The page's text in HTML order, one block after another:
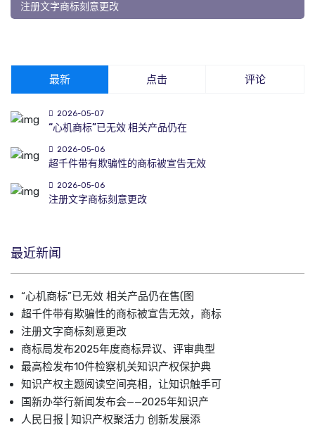
注册文字商标刻意更改
最新 点击 评论
2026-05-07
“心机商标”已无效 相关产品仍在
2026-05-06
超千件带有欺骗性的商标被宣告无效
2026-05-06
注册文字商标刻意更改
最近新闻
“心机商标”已无效 相关产品仍在售(图
超千件带有欺骗性的商标被宣告无效，商标
注册文字商标刻意更改
商标局发布2025年度商标异议、评审典型
最高检发布10件检察机关知识产权保护典
知识产权主题阅读空间亮相，让知识触手可
国新办举行新闻发布会——2025年知识产
人民日报 | 知识产权聚活力 创新发展添